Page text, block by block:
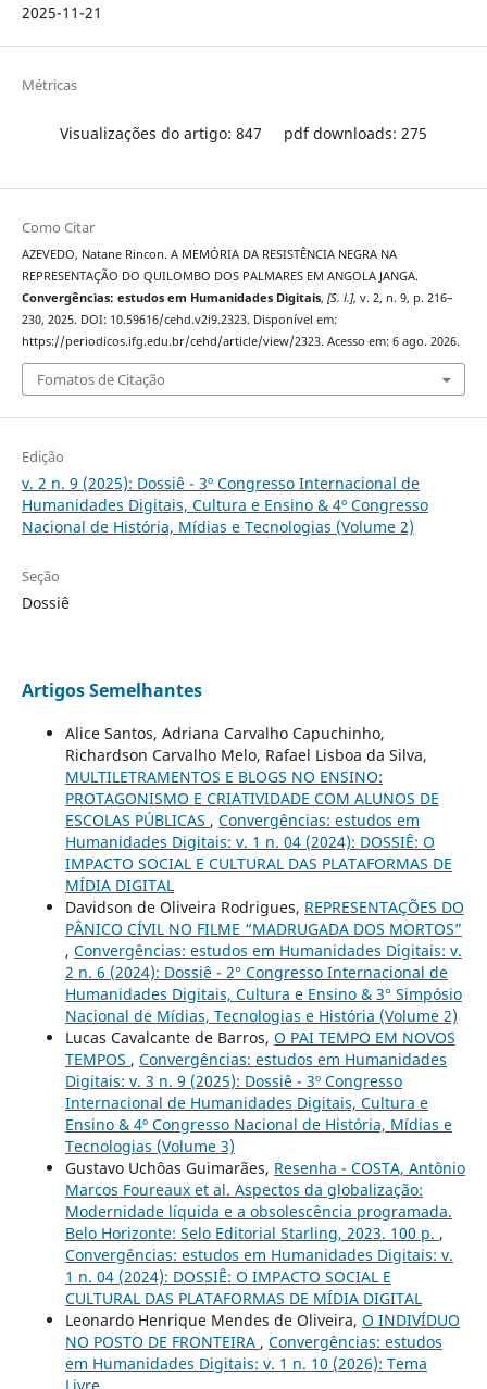
2025-11-21
Métricas
Visualizações do artigo: 847 pdf downloads: 275
Como Citar
AZEVEDO, Natane Rincon. A MEMÓRIA DA RESISTÊNCIA NEGRA NA
REPRESENTAÇÃO DO QUILOMBO DOS PALMARES EM ANGOLA JANGA.
Convergências: estudos em Humanidades Digitais, [S. l.], v. 2, n. 9, p. 216–
230, 2025. DOI: 10.59616/cehd.v2i9.2323. Disponível em:
https://periodicos.ifg.edu.br/cehd/article/view/2323. Acesso em: 6 ago. 2026.
Fomatos de Citação
Edição
v. 2 n. 9 (2025): Dossiê - 3º Congresso Internacional de
Humanidades Digitais, Cultura e Ensino & 4º Congresso
Nacional de História, Mídias e Tecnologias (Volume 2)
Seção
Dossiê
Artigos Semelhantes
Alice Santos, Adriana Carvalho Capuchinho,
Richardson Carvalho Melo, Rafael Lisboa da Silva,
MULTILETRAMENTOS E BLOGS NO ENSINO:
PROTAGONISMO E CRIATIVIDADE COM ALUNOS DE
ESCOLAS PÚBLICAS , Convergências: estudos em
Humanidades Digitais: v. 1 n. 04 (2024): DOSSIÊ: O
IMPACTO SOCIAL E CULTURAL DAS PLATAFORMAS DE
MÍDIA DIGITAL
Davidson de Oliveira Rodrigues, REPRESENTAÇÕES DO
PÂNICO CÍVIL NO FILME “MADRUGADA DOS MORTOS”
, Convergências: estudos em Humanidades Digitais: v.
2 n. 6 (2024): Dossiê - 2° Congresso Internacional de
Humanidades Digitais, Cultura e Ensino & 3° Simpósio
Nacional de Mídias, Tecnologias e História (Volume 2)
Lucas Cavalcante de Barros, O PAI TEMPO EM NOVOS
TEMPOS , Convergências: estudos em Humanidades
Digitais: v. 3 n. 9 (2025): Dossiê - 3º Congresso
Internacional de Humanidades Digitais, Cultura e
Ensino & 4º Congresso Nacional de História, Mídias e
Tecnologias (Volume 3)
Gustavo Uchôas Guimarães, Resenha - COSTA, Antônio
Marcos Foureaux et al. Aspectos da globalização:
Modernidade líquida e a obsolescência programada.
Belo Horizonte: Selo Editorial Starling, 2023. 100 p. ,
Convergências: estudos em Humanidades Digitais: v.
1 n. 04 (2024): DOSSIÊ: O IMPACTO SOCIAL E
CULTURAL DAS PLATAFORMAS DE MÍDIA DIGITAL
Leonardo Henrique Mendes de Oliveira, O INDIVÍDUO
NO POSTO DE FRONTEIRA , Convergências: estudos
em Humanidades Digitais: v. 1 n. 10 (2026): Tema